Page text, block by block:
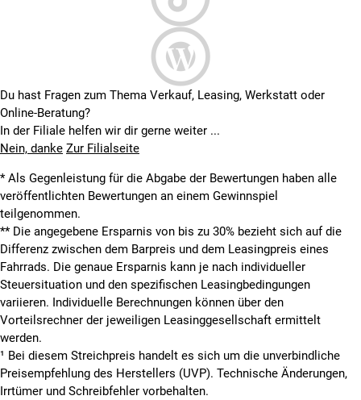
Du hast Fragen zum Thema Verkauf, Leasing, Werkstatt oder
Online-Beratung?
In der Filiale helfen wir dir gerne weiter ...
Nein, danke Zur Filialseite
* Als Gegenleistung für die Abgabe der Bewertungen haben alle
veröffentlichten Bewertungen an einem Gewinnspiel
teilgenommen.
** Die angegebene Ersparnis von bis zu 30% bezieht sich auf die
Differenz zwischen dem Barpreis und dem Leasingpreis eines
Fahrrads. Die genaue Ersparnis kann je nach individueller
Steuersituation und den spezifischen Leasingbedingungen
variieren. Individuelle Berechnungen können über den
Vorteilsrechner der jeweiligen Leasinggesellschaft ermittelt
werden.
¹ Bei diesem Streichpreis handelt es sich um die unverbindliche
Preisempfehlung des Herstellers (UVP). Technische Änderungen,
Irrtümer und Schreibfehler vorbehalten.